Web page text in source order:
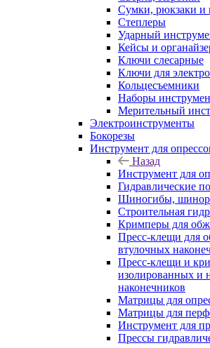
Сумки, рюкзаки и
Степлеры
Ударный
Кейсы и
Ключи слесарные
Ключи для
Кольцесъемники
Наборы
Мерительный
Электроинструменты
Бокорезы
Инструмент для
Назад
Инструмент для
Гидравлические
Шиногибы,
Строительная
Кримперы для
Пресс-клещи для
втулочных
Пресс-клещи и
изолированных и
наконечников
Матрицы для
Матрицы для
Инструмент для
Прессы